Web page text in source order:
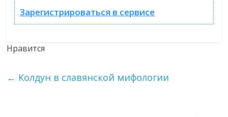
Зарегистрироваться в сервисе
Нравится
← Колдун в славянской мифологии